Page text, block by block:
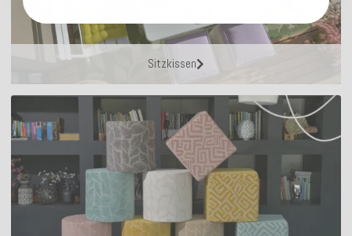
Sitzkissen